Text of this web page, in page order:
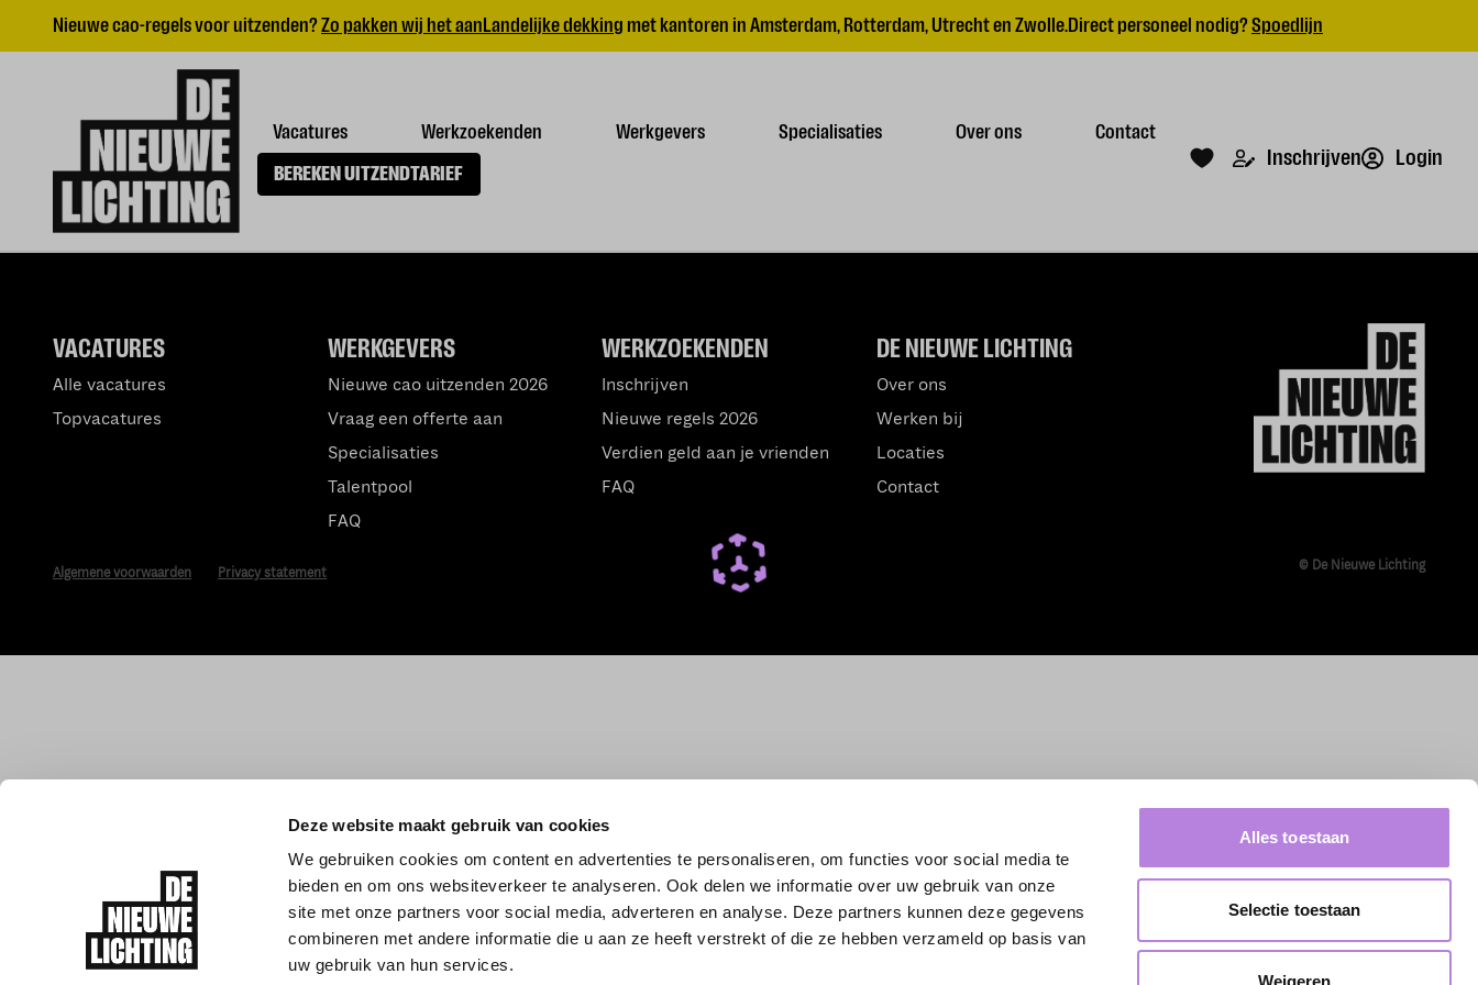
Deze website maakt gebruik van cookies
We gebruiken cookies om content en advertenties te personaliseren, om functies voor social media te
bieden en om ons websiteverkeer te analyseren. Ook delen we informatie over uw gebruik van onze
site met onze partners voor social media, adverteren en analyse. Deze partners kunnen deze gegevens
combineren met andere informatie die u aan ze heeft verstrekt of die ze hebben verzameld op basis van
uw gebruik van hun services.
Alles toestaan
Selectie toestaan
Weigeren
Nieuwe cao-regels voor uitzenden?Zo pakken wij het aanLandelijke dekking met kantoren in Amsterdam, Rotterdam, Utrecht en Zwolle.Direct personeel nodig?Spoedlijn
Vacatures Werkzoekenden Werkgevers Specialisaties Over ons
Contact
BEREKEN UITZENDTARIEF
Inschrijven Login
DE NIEUWE LICHTING
Over ons
Werken bij
Locaties
Contact
WERKZOEKENDEN
Inschrijven
Nieuwe regels 2026
Verdien geld aan je vrienden
FAQ
WERKGEVERS
Nieuwe cao uitzenden 2026
Vraag een offerte aan
Specialisaties
Talentpool
FAQ
VACATURES
Alle vacatures
Topvacatures
Algemene voorwaarden Privacy statement © De Nieuwe Lichting